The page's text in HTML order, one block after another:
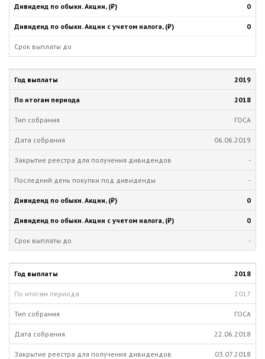
0
0
2019
2018
ГОСА
06.06.2019
-
-
0
0
-
2018
2017
ГОСА
22.06.2018
03.07.2018